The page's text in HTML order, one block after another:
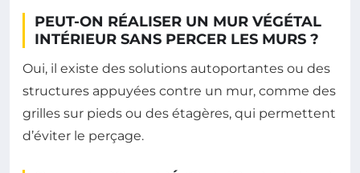
PEUT-ON RÉALISER UN MUR VÉGÉTAL
INTÉRIEUR SANS PERCER LES MURS ?
Oui, il existe des solutions autoportantes ou des
structures appuyées contre un mur, comme des
grilles sur pieds ou des étagères, qui permettent
d’éviter le perçage.